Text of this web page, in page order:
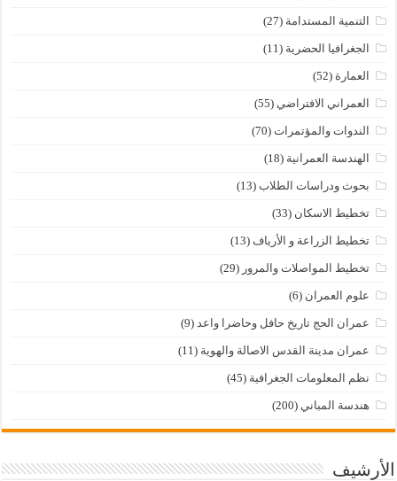
التنمية المستدامة (27)
الجغرافيا الحضرية (11)
العمارة (52)
العمراني الافتراضي (55)
الندوات والمؤتمرات (70)
الهندسة العمرانية (18)
بحوث ودراسات الطلاب (13)
تخطيط الاسكان (33)
تخطيط الزراعة و الأرياف (13)
تخطيط المواصلات والمرور (29)
علوم العمران (6)
عمران الحج تاريخ حافل وحاضرا واعد (9)
عمران مدينة القدس الاصالة والهوية (11)
نظم المعلومات الجغرافية (45)
هندسة المباني (200)
الأرشيف